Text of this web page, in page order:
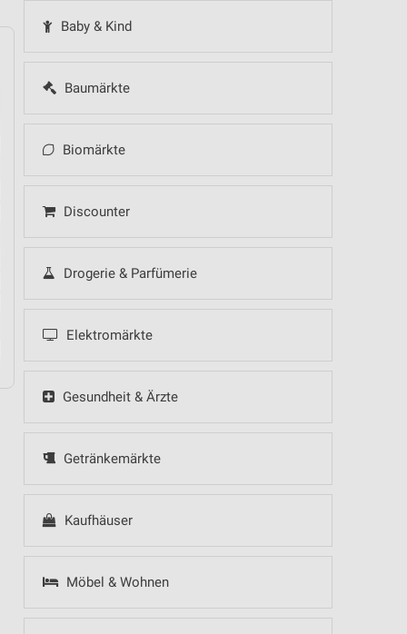
Baby & Kind
Baumärkte
Biomärkte
Discounter
Drogerie & Parfümerie
Elektromärkte
Gesundheit & Ärzte
Getränkemärkte
Kaufhäuser
Möbel & Wohnen